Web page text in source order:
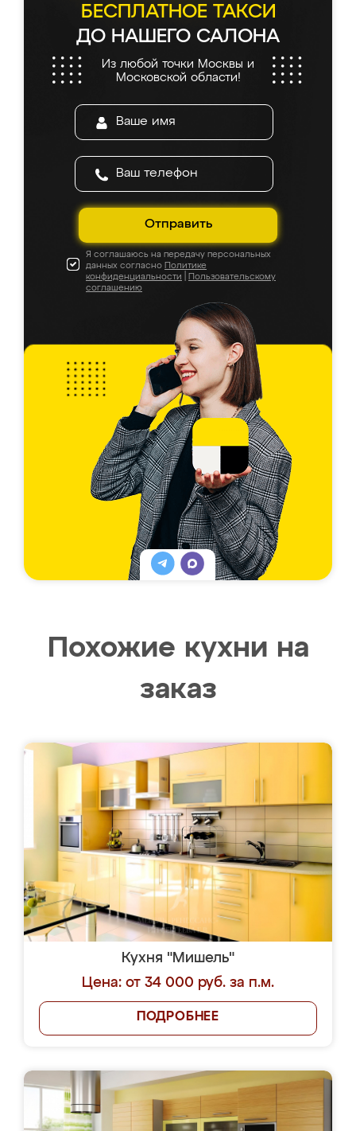
БЕСПЛАТНОЕ ТАКСИ
ДО НАШЕГО САЛОНА
Из любой точки Москвы и
Московской области!
Отправить
Я соглашаюсь на передачу персональных
данных согласно Политике
конфиденциальности
Пользовательскому
соглашению
Похожие кухни на
заказ
Кухня "Мишель"
Цена: от 34 000 руб. за п.м.
ПОДРОБНЕЕ